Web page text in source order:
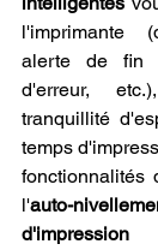
l'imprimante
alerte de fin
d'erreur,
tranquillité
temps
fonctionnalités
l'auto-